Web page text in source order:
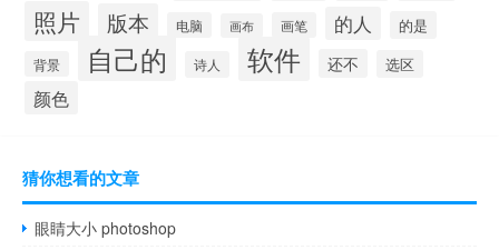
照片 版本 电脑 画布 画笔 的人 的是
背景 自己的 诗人 软件 还不 选区
颜色
猜你想看的文章
眼睛大小 photoshop